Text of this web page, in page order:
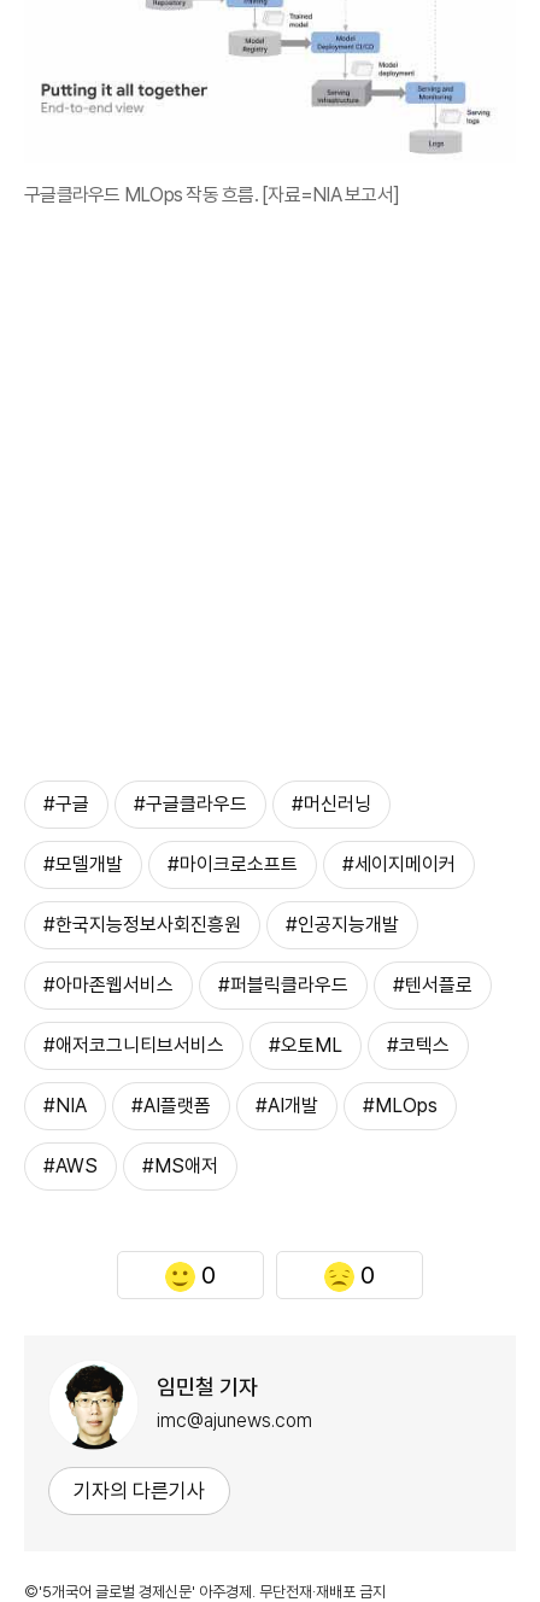
구글클라우드 MLOps 작동 흐름. [자료=NIA 보고서]
#구글 #구글클라우드 #머신러닝
#모델개발 #마이크로소프트 #세이지메이커
#한국지능정보사회진흥원 #인공지능개발
#아마존웹서비스 #퍼블릭클라우드 #텐서플로
#애저코그니티브서비스 #오토ML #코텍스
#NIA #AI플랫폼 #AI개발 #MLOps
#AWS #MS애저
0 0
임민철 기자
imc@ajunews.com
기자의 다른기사
©'5개국어 글로벌 경제신문' 아주경제. 무단전재·재배포 금지